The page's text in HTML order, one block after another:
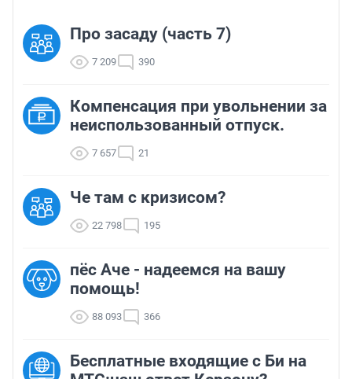
Про засаду (часть 7)
7 209 390
Компенсация при увольнении за
неиспользованный отпуск.
7 657 21
Че там с кризисом?
22 798 195
пёс Аче - надеемся на вашу
помощь!
88 093 366
Бесплатные входящие с Би на